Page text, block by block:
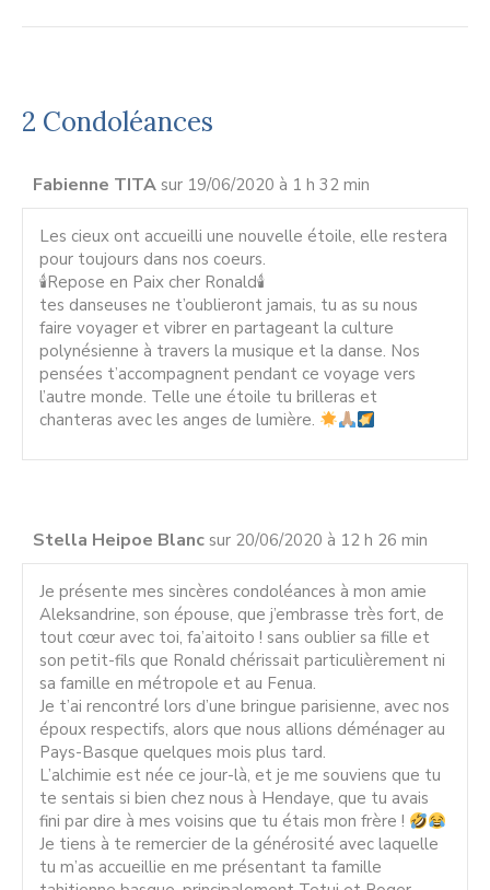
2 Condoléances
Fabienne TITA sur 19/06/2020 à 1 h 32 min
Les cieux ont accueilli une nouvelle étoile, elle restera
pour toujours dans nos coeurs.
🕯Repose en Paix cher Ronald🕯
tes danseuses ne t’oublieront jamais, tu as su nous
faire voyager et vibrer en partageant la culture
polynésienne à travers la musique et la danse. Nos
pensées t’accompagnent pendant ce voyage vers
l’autre monde. Telle une étoile tu brilleras et
chanteras avec les anges de lumière.
Stella Heipoe Blanc sur 20/06/2020 à 12 h 26 min
Je présente mes sincères condoléances à mon amie
Aleksandrine, son épouse, que j’embrasse très fort, de
tout cœur avec toi, fa’aitoito ! sans oublier sa fille et
son petit-fils que Ronald chérissait particulièrement ni
sa famille en métropole et au Fenua.
Je t’ai rencontré lors d’une bringue parisienne, avec nos
époux respectifs, alors que nous allions déménager au
Pays-Basque quelques mois plus tard.
L’alchimie est née ce jour-là, et je me souviens que tu
te sentais si bien chez nous à Hendaye, que tu avais
fini par dire à mes voisins que tu étais mon frère !
Je tiens à te remercier de la générosité avec laquelle
tu m’as accueillie en me présentant ta famille